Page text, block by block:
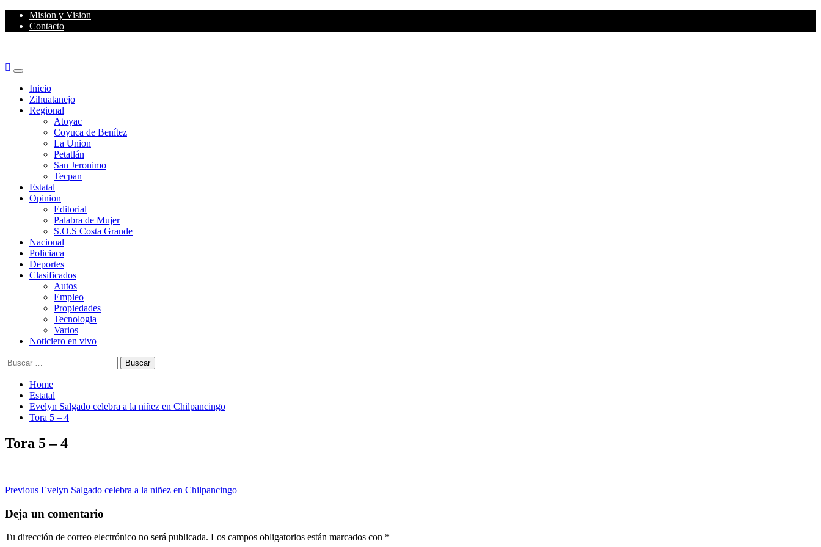
Skip
Mision y Vision
Contacto
Primary
MenuInicio
Zihuatanejo
Regional
Atoyac
Coyuca de Benítez
La Union
Petatlán
San Jeronimo
Tecpan
Estatal
Opinion
Editorial
Palabra de Mujer
S.O.S Costa Grande
Nacional
Policiaca
Deportes
Clasificados
Autos
Empleo
Propiedades
Tecnologia
Varios
Noticiero en vivo
Buscar:
Home
Estatal
Evelyn Salgado celebra a la niñez en Chilpancingo
Tora 5 – 4
Tora 5 – 4
Post
navigation
Previous Evelyn Salgado celebra a la niñez en Chilpancingo
Deja un comentario
Tu dirección de correo electrónico no será publicada. Los campos obligatorios están marcados con *